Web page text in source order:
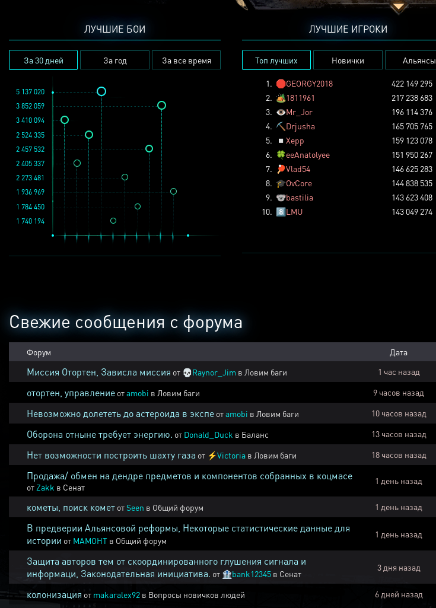
ЛУЧШИЕ БОИ
За 30 дней За год За все время
1 936 969
3 852 059
2 457 532
1 784 450
2 273 481
1 740 194
5 137 020
2 524 335
2 405 337
3 410 094
ЛУЧШИЕ ИГРОКИ
Топ лучших Новички Альянсы
1. 🛑GEORGY2018
422 149 295
2. 🏕️1811961
217 238 683
3. 👁️Mr_Jor
196 114 376
4. ⛏️ Drjusha
165 705 765
5.
◽ Xepp
159 123 078
6. 🍀eeAnatolyee
151 950 267
7.
🏓Vlad54
146 625 283
8. 🎓OvCore
144 838 535
9. 🐨bastilia
143 623 408
10. 8️⃣LMU 143 049 274
Свежие сообщения с форума
Форум Дата
Миссия Отортен, Зависла миссия от 💀Raynor_Jim в Ловим баги 1 час назад
отортен, управление отamobi в Ловим баги 9 часов назад
Невозможно долететь до астероида в экспе отamobi в Ловим баги 10 часов назад
Оборона отныне требует энергию. от Donald_Duck в Баланс 13 часов назад
Нет возможности построить шахту газа от ⚡Victoria в Ловим баги 18 часов назад
Продажа/ обмен на дендре предметов и компонентов собранных в коцмасе
от Zakk в Сенат
1 день назад
кометы, поиск комет отSeen в Общий форум 1 день назад
В предверии Альянсовой реформы, Некоторые статистические данные для
истории от MAMOHT в Общий форум
1 день назад
Защита авторов тем от скоординированного глушения сигнала и
информаци, Законодательная инициатива. от 🏦bank12345 в Сенат
3 дня назад
колонизация от makaralex92 в Вопросы новичков людей 6 дней назад